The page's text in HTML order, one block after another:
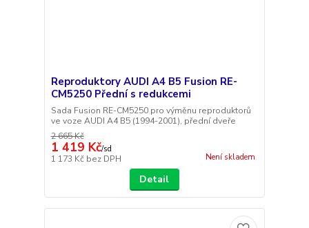
Reproduktory AUDI A4 B5 Fusion RE-
CM5250 Přední s redukcemi
Sada Fusion RE-CM5250 pro výměnu reproduktorů
ve voze AUDI A4 B5 (1994-2001), přední dveře
2 665 Kč
1 419 Kč/sd
1 173 Kč bez DPH Není skladem
Detail